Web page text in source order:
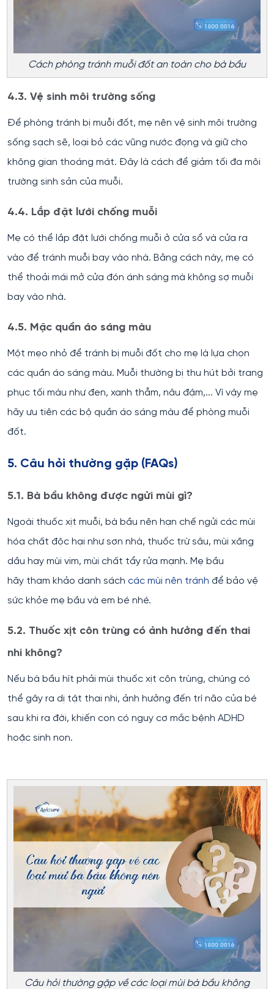
Cách phòng tránh muỗi đốt an toàn cho bà bầu
4.3. Vệ sinh môi trường sống
Để phòng tránh bị muỗi đốt, mẹ nên vệ sinh môi trường
sống sạch sẽ, loại bỏ các vũng nước đọng và giữ cho
không gian thoáng mát. Đây là cách để giảm tối đa môi
trường sinh sản của muỗi.
4.4. Lắp đặt lưới chống muỗi
Mẹ có thể lắp đặt lưới chống muỗi ở cửa sổ và cửa ra
vào để tránh muỗi bay vào nhà. Bằng cách này, mẹ có
thể thoải mái mở cửa đón ánh sáng mà không sợ muỗi
bay vào nhà.
4.5. Mặc quần áo sáng màu
Một mẹo nhỏ để tránh bị muỗi đốt cho mẹ là lựa chọn
các quần áo sáng màu. Muỗi thường bị thu hút bởi trang
phục tối màu như đen, xanh thẫm, nâu đậm,... Vì vậy mẹ
hãy ưu tiên các bộ quần áo sáng màu để phòng muỗi
đốt.
5. Câu hỏi thường gặp (FAQs)
5.1. Bà bầu không được ngửi mùi gì?
Ngoài thuốc xịt muỗi, bà bầu nên hạn chế ngửi các mùi
hóa chất độc hại như sơn nhà, thuốc trừ sâu, mùi xăng
dầu hay mùi vim, mùi chất tẩy rửa mạnh. Mẹ bầu
hãy tham khảo danh sách các mùi nên tránh để bảo vệ
sức khỏe mẹ bầu và em bé nhé.
5.2. Thuốc xịt côn trùng có ảnh hưởng đến thai
nhi không?
Nếu bà bầu hít phải mùi thuốc xịt côn trùng, chúng có
thể gây ra dị tật thai nhi, ảnh hưởng đến trí não của bé
sau khi ra đời, khiến con có nguy cơ mắc bệnh ADHD
hoặc sinh non.
Câu hỏi thường gặp về các loại mùi bà bầu không